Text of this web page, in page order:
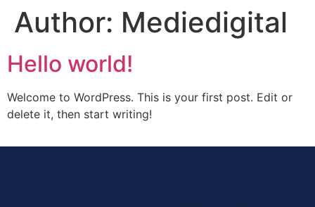
Author: Mediedigital
Hello world!
Welcome to WordPress. This is your first post. Edit or
delete it, then start writing!